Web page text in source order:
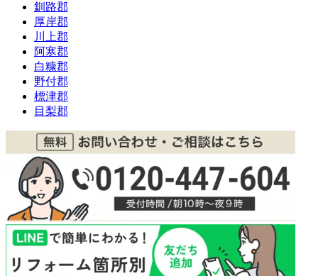
釧路郡
厚岸郡
川上郡
阿寒郡
白糠郡
野付郡
標津郡
目梨郡